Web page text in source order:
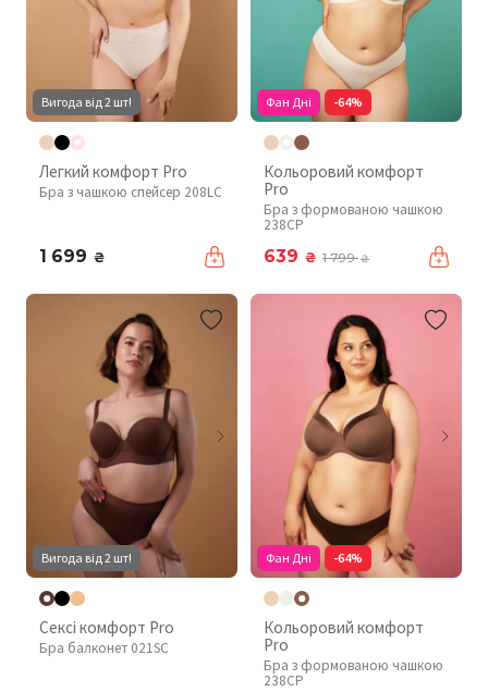
Вигода від 2 шт!
Легкий комфорт Pro
Бра з чашкою спейсер 208LC
1 699 ₴
Фан Дні -64%
Кольоровий комфорт
Pro
Бра з формованою чашкою
238CP
639 ₴ 1 799₴
Вигода від 2 шт!
Сексі комфорт Pro
Бра балконет 021SC
Фан Дні -64%
Кольоровий комфорт
Pro
Бра з формованою чашкою
238CP